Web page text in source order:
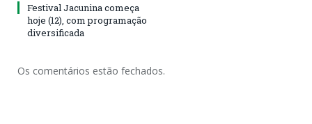
Festival Jacunina começa
hoje (12), com programação
diversificada
Os comentários estão fechados.